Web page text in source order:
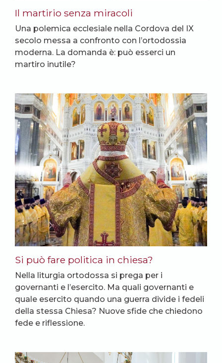
Il martirio senza miracoli
Una polemica ecclesiale nella Cordova del IX
secolo messa a confronto con l’ortodossia
moderna. La domanda è: può esserci un
martiro inutile?
Si può fare politica in chiesa?
Nella liturgia ortodossa si prega per i
governanti e l’esercito. Ma quali governanti e
quale esercito quando una guerra divide i fedeli
della stessa Chiesa? Nuove sfide che chiedono
fede e riflessione.